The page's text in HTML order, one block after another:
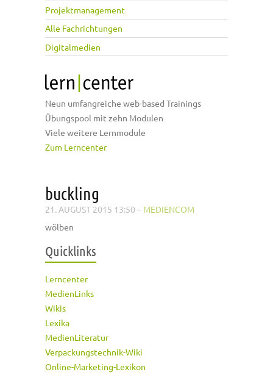
Projektmanagement
Alle Fachrichtungen
Digitalmedien
Neun umfangreiche web-based Trainings
Übungspool mit zehn Modulen
Viele weitere Lernmodule
Zum Lerncenter
buckling
21. AUGUST 2015 13:50 – MEDIENCOM
wölben
Quicklinks
Lerncenter
MedienLinks
Wikis
Lexika
MedienLiteratur
Verpackungstechnik-Wiki
Online-Marketing-Lexikon